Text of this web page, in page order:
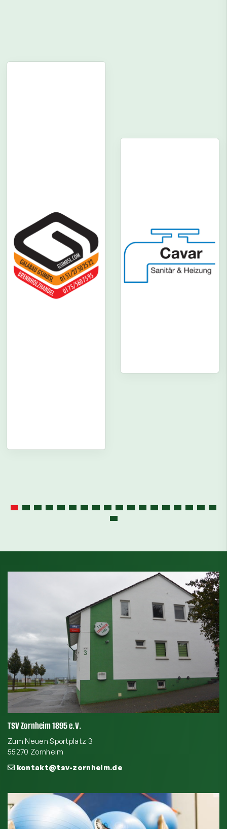
TSV Zornheim 1895 e.V.
Zum Neuen Sportplatz 3
55270 Zornheim
kontakt@tsv-zornheim.de